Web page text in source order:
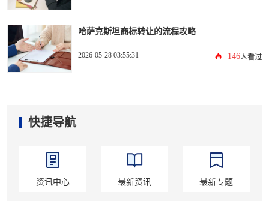
哈萨克斯坦商标转让的流程攻略
2026-05-28 03:55:31 146人看过
快捷导航
资讯中心 最新资讯 最新专题